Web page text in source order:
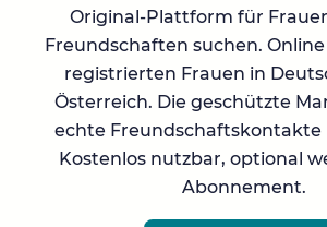
Original-Plattform für
Freundschaften suchen. Online
registrierten Frauen in
Österreich. Die geschützte
echte Freundschaftskontakte
Kostenlos nutzbar, optional
Abonnement.